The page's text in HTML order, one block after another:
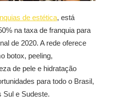
de estética, está
na taxa de franquia para
de 2020. A rede oferece
botox, peeling,
de pele e hidratação
para todo o Brasil,
Sul e Sudeste.